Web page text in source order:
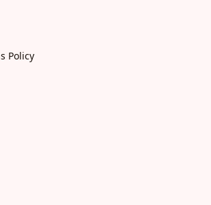
Policy